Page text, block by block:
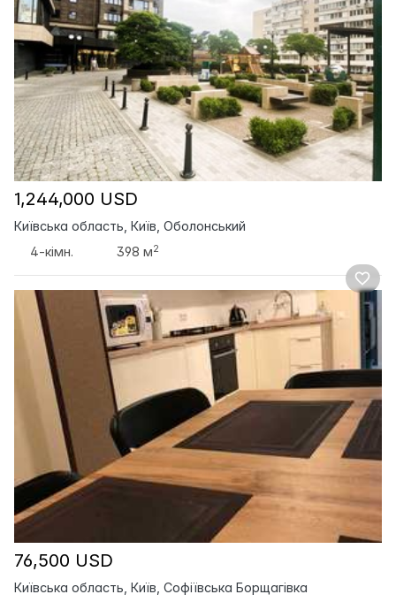
1,244,000 USD
Київська область, Київ, Оболонський
4-кімн.
398 м2
76,500 USD
Київська область, Київ, Софіївська Борщагівка